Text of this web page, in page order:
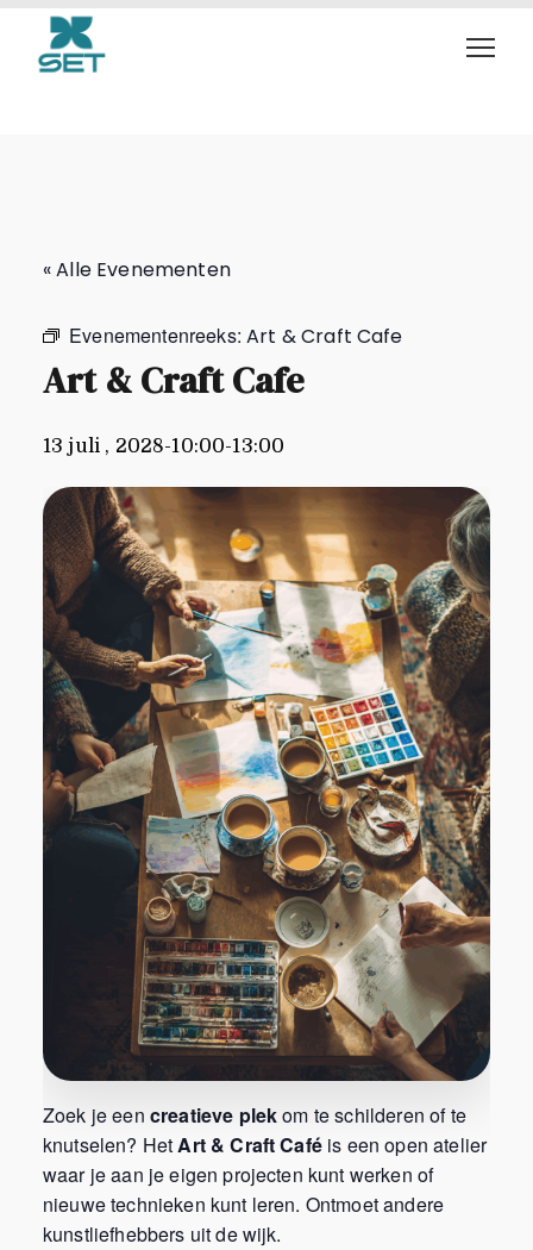
Art & Craft Cafe
« Alle Evenementen
Evenementenreeks:Art & Craft Cafe
Art & Craft Cafe
13 juli , 2028-10:00-13:00
Zoek je een creatieve plekom te schilderen of te
knutselen? HetArt & Craft Caféis een open atelier
waar je aan je eigen projecten kunt werken of
nieuwe technieken kunt leren. Ontmoet andere
kunstliefhebbers uit de wijk.